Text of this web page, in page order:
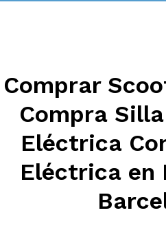
Comprar
Compra
Eléctrica
Eléctrica en